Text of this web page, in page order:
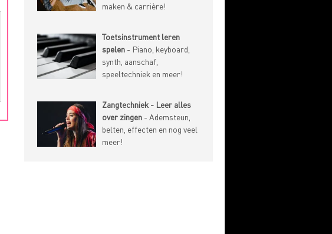
maken & carrière!
Toetsinstrument leren
spelen - Piano, keyboard,
synth, aanschaf,
speeltechniek en meer!
Zangtechniek - Leer alles
over zingen - Ademsteun,
belten, effecten en nog veel
meer!